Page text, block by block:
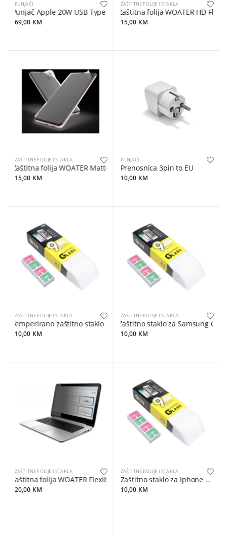
PUNJAČI
Punjač Apple 20W USB Type-C Power Adapter Bijeli EU
69,00 KM
ZAŠTITNE FOLIJE I STAKLA
Zaštitna folija WOATER HD
15,00 KM
ZAŠTITNE FOLIJE I STAKLA
Zaštitna folija WOATER Matte Flexible explosion-proof
15,00 KM
PUNJAČI
Prenosnica 3pin to EU
10,00 KM
ZAŠTITNE FOLIJE I STAKLA
Temperirano zaštitno staklo (SET 25in1) za Samsung Galaxy A34
10,00 KM
ZAŠTITNE FOLIJE I STAKLA
Zaštitno staklo za Samsung
10,00 KM
ZAŠTITNE FOLIJE I STAKLA
Zaštitna folija WOATER Flexible explosion-proof za laptope/
20,00 KM
ZAŠTITNE FOLIJE I STAKLA
Zaštitno staklo za Iphone 13
10,00 KM